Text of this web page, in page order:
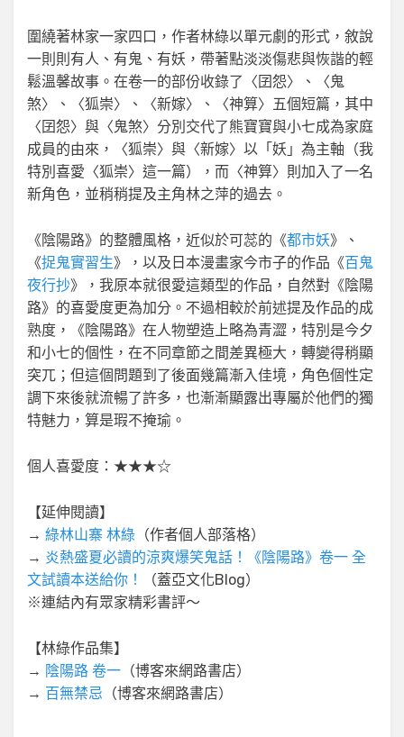
圍繞著林家一家四口，作者林綠以單元劇的形式，敘說
一則則有人、有鬼、有妖，帶著點淡淡傷悲與恢諧的輕
鬆溫馨故事。在卷一的部份收錄了〈囝怨〉、〈鬼
煞〉、〈狐崇〉、〈新嫁〉、〈神算〉五個短篇，其中
〈囝怨〉與〈鬼煞〉分別交代了熊寶寶與小七成為家庭
成員的由來，〈狐崇〉與〈新嫁〉以「妖」為主軸（我
特別喜愛〈狐崇〉這一篇），而〈神算〉則加入了一名
新角色，並稍稍提及主角林之萍的過去。
《陰陽路》的整體風格，近似於可蕊的《都市妖》、
《捉鬼實習生》，以及日本漫畫家今市子的作品《百鬼
夜行抄》，我原本就很愛這類型的作品，自然對《陰陽
路》的喜愛度更為加分。不過相較於前述提及作品的成
熟度，《陰陽路》在人物塑造上略為青澀，特別是今夕
和小七的個性，在不同章節之間差異極大，轉變得稍顯
突兀；但這個問題到了後面幾篇漸入佳境，角色個性定
調下來後就流暢了許多，也漸漸顯露出專屬於他們的獨
特魅力，算是瑕不掩瑜。
個人喜愛度：★★★☆
【延伸閱讀】
→ 綠林山寨 林綠 （作者個人部落格）
→ 炎熱盛夏必讀的涼爽爆笑鬼話！《陰陽路》卷一 全
文試讀本送給你！
（蓋亞文化Blog）
※連結內有眾家精彩書評～
【林綠作品集】
→ 陰陽路 卷一 （博客來網路書店）
→ 百無禁忌 （博客來網路書店）